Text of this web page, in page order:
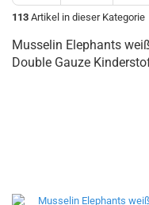
113 Artikel in dieser Kategorie
Musselin Elephants
Double Gauze